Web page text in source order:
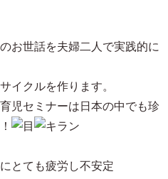
お世話を夫婦二人で実践的に
イクルを作ります。
児セミナーは日本の中でも珍
とても疲労し不安定